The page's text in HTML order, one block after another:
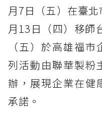
月7日（五）在臺
月13日（四）移師
（五）於高雄福市
列活動由聯華製粉
辦，展現企業在健
承諾。